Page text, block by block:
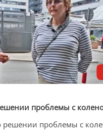
проблемы с